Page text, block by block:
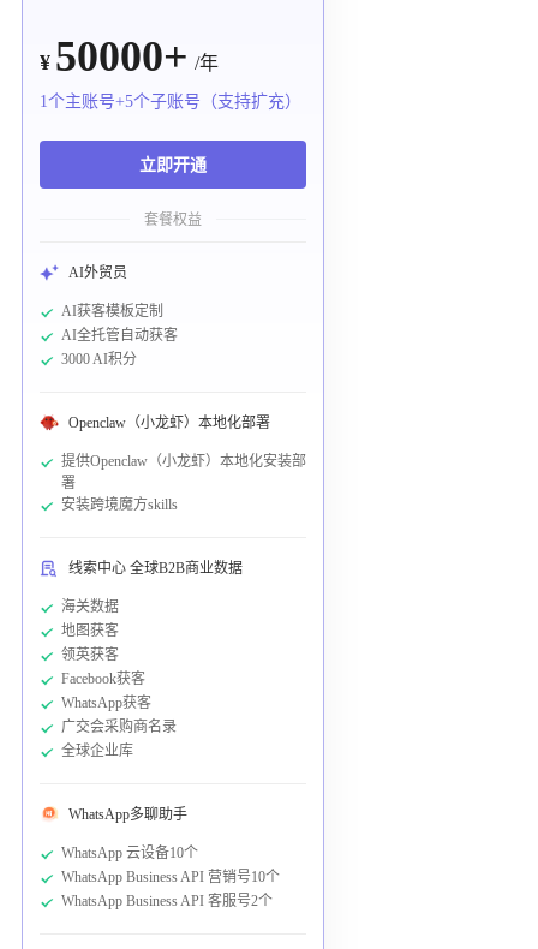
¥ 50000+ /年
1个主账号+5个子账号（支持扩充）
立即开通
套餐权益
AI外贸员
AI获客模板定制
AI全托管自动获客
3000 AI积分
Openclaw（小龙虾）本地化部署
提供Openclaw（小龙虾）本地化安装部
署
安装跨境魔方skills
线索中心 全球B2B商业数据
海关数据
地图获客
领英获客
Facebook获客
WhatsApp获客
广交会采购商名录
全球企业库
WhatsApp多聊助手
WhatsApp 云设备10个
WhatsApp Business API 营销号10个
WhatsApp Business API 客服号2个